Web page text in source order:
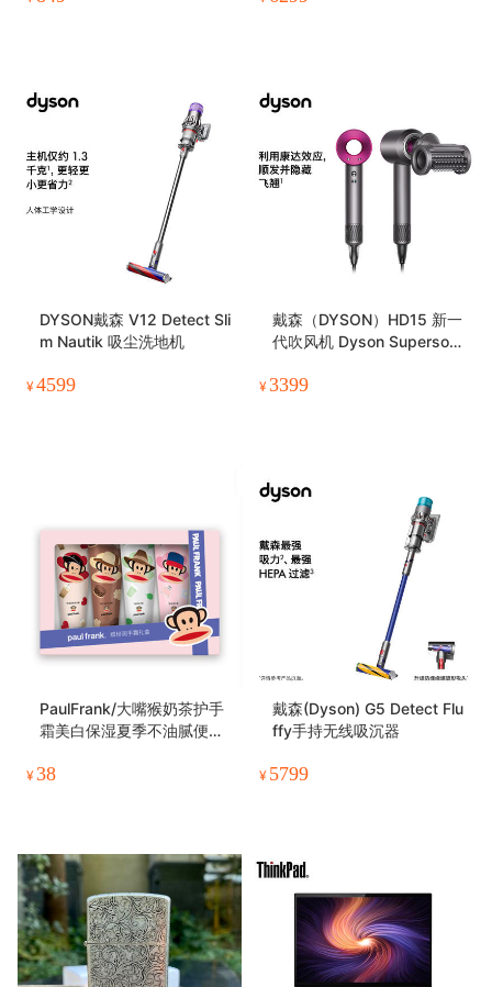
DYSON戴森 V12 Detect Sli
m Nautik 吸尘洗地机
¥4599
戴森（DYSON）HD15 新一
代吹风机 Dyson Supersoni
¥3399
PaulFrank/大嘴猴奶茶护手
霜美白保湿夏季不油腻便携
¥38
戴森(Dyson) G5 Detect Flu
ffy手持无线吸沉器
¥ 5799